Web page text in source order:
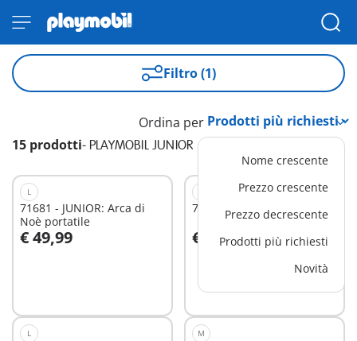
Filtro (1)
15 prodotti- PLAYMOBIL JUNIOR
Ordina per
Nome crescente
Prezzo crescente
Prezzo decrescente
Prodotti più richiesti
Novità
L
71681 - JUNIOR: Arca di
Noè portatile
€ 49,99
Aggiungi al carrello
71682 - Autobus JUNIOR
€ 22,99
Aggiungi al carrello
L M